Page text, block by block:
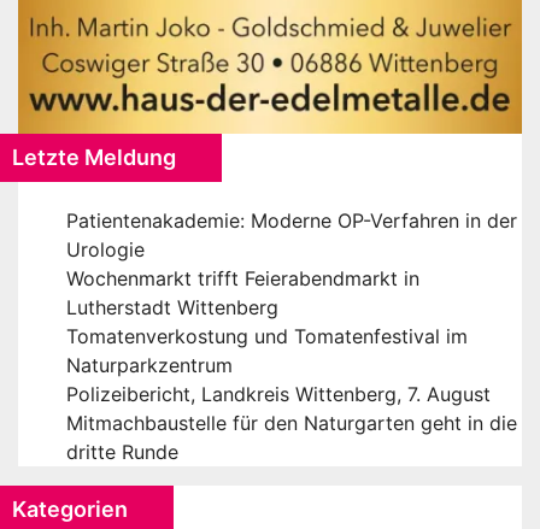
Letzte Meldung
Patientenakademie: Moderne OP-Verfahren in der
Urologie
Wochenmarkt trifft Feierabendmarkt in
Lutherstadt Wittenberg
Tomatenverkostung und Tomatenfestival im
Naturparkzentrum
Polizeibericht, Landkreis Wittenberg, 7. August
Mitmachbaustelle für den Naturgarten geht in die
dritte Runde
Kategorien